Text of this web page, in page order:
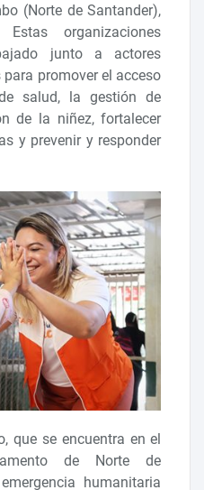
(Norte de Santander),
organizaciones
junto a actores
promover el acceso
salud, la gestión de
de la niñez, fortalecer
y prevenir y responder
que se encuentra en el
de Norte de
humanitaria